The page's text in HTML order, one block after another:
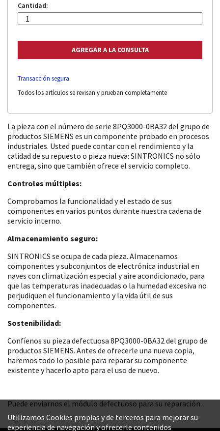
Cantidad:
Transacción segura
Todos los artículos se revisan y prueban completamente
La pieza con el número de serie 8PQ3000-0BA32 del grupo de
productos SIEMENS es un componente probado en procesos
industriales. Usted puede contar con el rendimiento y la
calidad de su repuesto o pieza nueva: SINTRONICS no sólo
entrega, sino que también ofrece el servicio completo.
Controles múltiples:
Comprobamos la funcionalidad y el estado de sus
componentes en varios puntos durante nuestra cadena de
servicio interno.
Almacenamiento seguro:
SINTRONICS se ocupa de cada pieza. Almacenamos
componentes y subconjuntos de electrónica industrial en
naves con climatización especial y aire acondicionado, para
que las temperaturas inadecuadas o la humedad excesiva no
perjudiquen el funcionamiento y la vida útil de sus
componentes.
Sostenibilidad:
Confíenos su pieza defectuosa 8PQ3000-0BA32 del grupo de
productos SIEMENS. Antes de ofrecerle una nueva copia,
haremos todo lo posible para reparar su componente
existente y hacerlo apto para el uso de nuevo.
Puede enviarnos el módulo defectuoso para su reparación.
Utilizamos Cookies propias y de terceros para mejorar su
experiencia de navegación y ofrecerle contenidos